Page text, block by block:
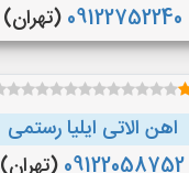
09122752240 (تهران)
اهن الاتی ایلیا رستمی